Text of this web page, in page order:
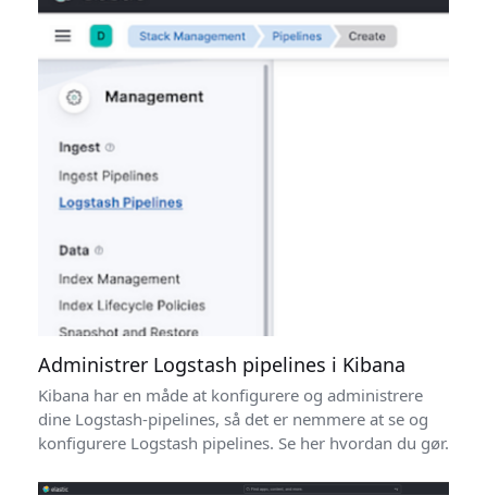
Administrer Logstash pipelines i Kibana
Kibana har en måde at konfigurere og administrere
dine Logstash-pipelines, så det er nemmere at se og
konfigurere Logstash pipelines. Se her hvordan du gør.